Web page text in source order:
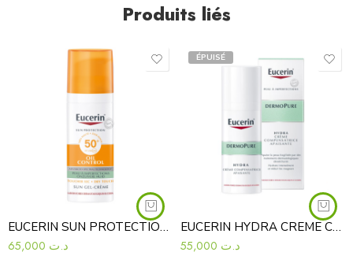
Produits liés
EUCERIN SUN PROTECTION OIL CONTROL GEL-CRÈME SPF50+ 50 ML
د.ت
ÉPUISÉ
EUCERIN HYDRA CREME COMPENSATRICE DERMOPURE 50 ML
د.ت